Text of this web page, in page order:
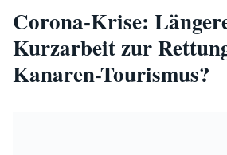
Corona-Krise:
Kurzarbeit zur
Kanaren-Tourismus?